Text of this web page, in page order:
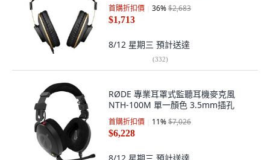
首購折扣價 36%$2,683
$1,713
8/12 星期三 預計送達
(332)
RØDE 專業耳罩式監聽耳機麥克風
NTH-100M 單一顏色 3.5mm插孔
首購折扣價 11%$7,026
$6,228